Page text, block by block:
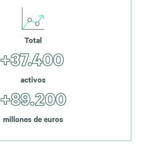
Total
+37.400
activos
+89.200
millones de euros